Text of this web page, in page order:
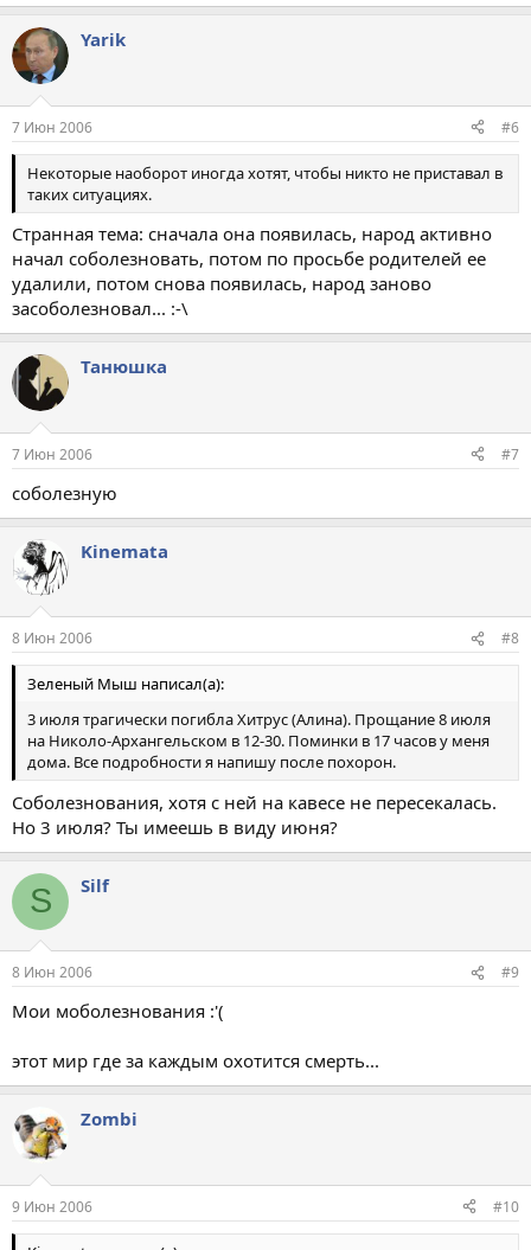
Yarik
7 Июн 2006 #6
Некоторые наоборот иногда хотят, чтобы никто не приставал в
таких ситуациях.
Странная тема: сначала она появилась, народ активно
начал соболезновать, потом по просьбе родителей ее
удалили, потом снова появилась, народ заново
засоболезновал... :-\
Танюшка
7 Июн 2006 #7
соболезную
Kinemata
8 Июн 2006 #8
Зеленый Мыш написал(а):
3 июля трагически погибла Хитрус (Алина). Прощание 8 июля
на Николо-Архангельском в 12-30. Поминки в 17 часов у меня
дома. Все подробности я напишу после похорон.
Соболезнования, хотя с ней на кавесе не пересекалась.
Но 3 июля? Ты имеешь в виду июня?
S Silf
8 Июн 2006 #9
Мои моболезнования :'(
этот мир где за каждым охотится смерть...
Zombi
9 Июн 2006 #10